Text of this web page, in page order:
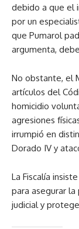
debido a que el
por un
que Pumarol
argumenta,
No obstante, el
artículos del
homicidio
agresiones
irrumpió en
Dorado IV y
La Fiscalía
para asegurar
judicial y